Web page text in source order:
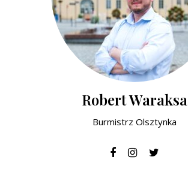
Robert Waraksa
Burmistrz Olsztynka